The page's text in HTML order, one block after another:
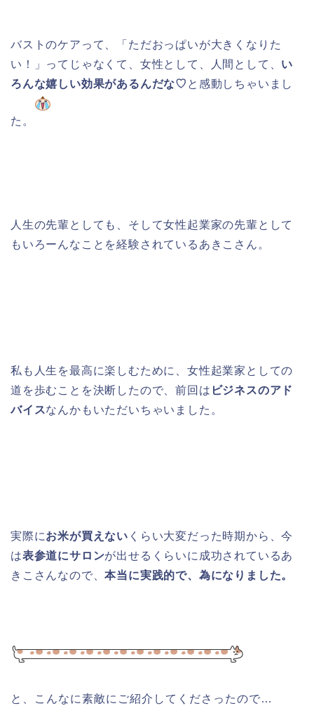
バストのケアって、「ただおっぱいが大きくなりた
い！」ってじゃなくて、女性として、人間として、 い
ろんな嬉しい効果があるんだな♡ と感動しちゃいまし
た。
人生の先輩としても、そして女性起業家の先輩として
もいろーんなことを経験されているあきこさん。
私も人生を最高に楽しむために、女性起業家としての
道を歩むことを決断したので、前回は ビジネスのアド
バイスなんかもいただいちゃいました。
実際にお米が買えない くらい大変だった時期から、今
は表参道にサロンが出せるくらいに成功されているあ
きこさんなので、本当に実践的で、為になりました。
と、こんなに素敵にご紹介してくださったので…